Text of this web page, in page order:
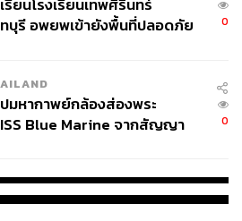
รียนโรงเรียนเทพศิรินทร์
บุรี อพยพเข้ายังพื้นที่ปลอดภัย
0
มหากาพย์กล้องส่องพระ
Blue Marine จากสัญญา
หนี้-แอบระบุแบรนด์
0